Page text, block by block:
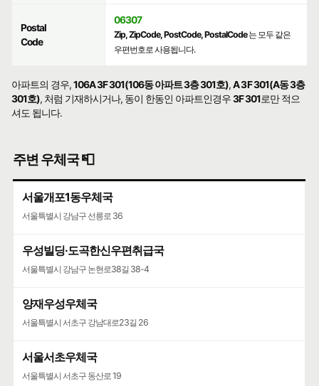
Postal
Code
06307
Zip, ZipCode, PostCode, PostalCode는 모두 같은
우편번호로 사용됩니다.
아파트의 경우,106A 3F 301(106동 아파트 3층 301호),A 3F 301(A동 3층
301호), 처럼 기재하시거나, 동이 한동인 아파트인경우3F 301로만 적으
셔도 됩니다.
주변 우체국 📮
서울개포1동우체국
서울특별시 강남구 선릉로 36
우성빌딩·도곡한신우편취급국
서울특별시 강남구 논현로38길 38-4
양재우성우체국
서울특별시 서초구 강남대로23길 26
서울서초우체국
서울특별시 서초구 동산로 19